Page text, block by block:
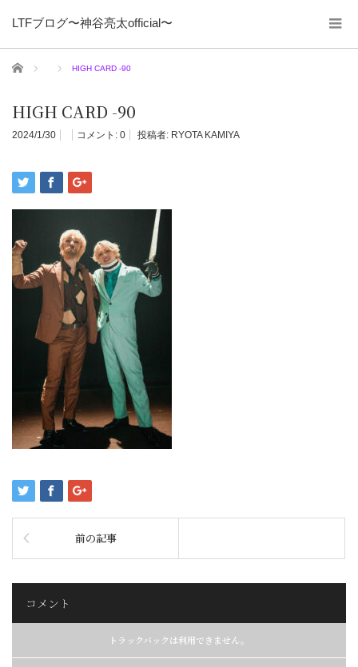
LTFブログ〜神谷亮太official〜
ホーム HIGH CARD -90
HIGH CARD -90
2024/1/30 コメント: 0 投稿者: RYOTA KAMIYA
前の記事
コメント
トラックバックは利用できません。